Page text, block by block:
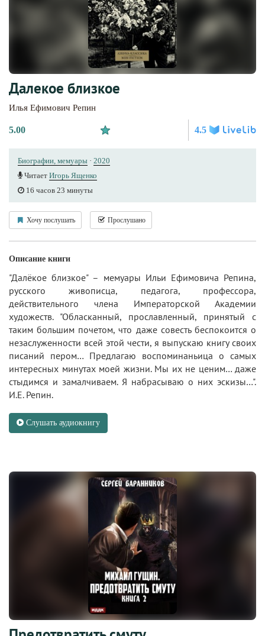
Далекое близкое
Илья Ефимович Репин
5.00 4.5
Биографии, мемуары · 2020
Читает Игорь Ященко
16 часов 23 минуты
Хочу послушать Прослушано
Описание книги
"Далёкое близкое" – мемуары Ильи Ефимовича Репина,
русского живописца, педагога, профессора,
действительного члена Императорской Академии
художеств. "Обласканный, прославленный, принятый с
таким большим почетом, что даже совесть беспокоится о
незаслуженности всей этой чести, я выпускаю книгу своих
писаний пером… Предлагаю воспоминаньица о самых
интересных минутах моей жизни. Мы их не ценим… даже
стыдимся и замалчиваем. Я набрасываю о них эскизы…".
И.Е. Репин.
Слушать аудиокнигу